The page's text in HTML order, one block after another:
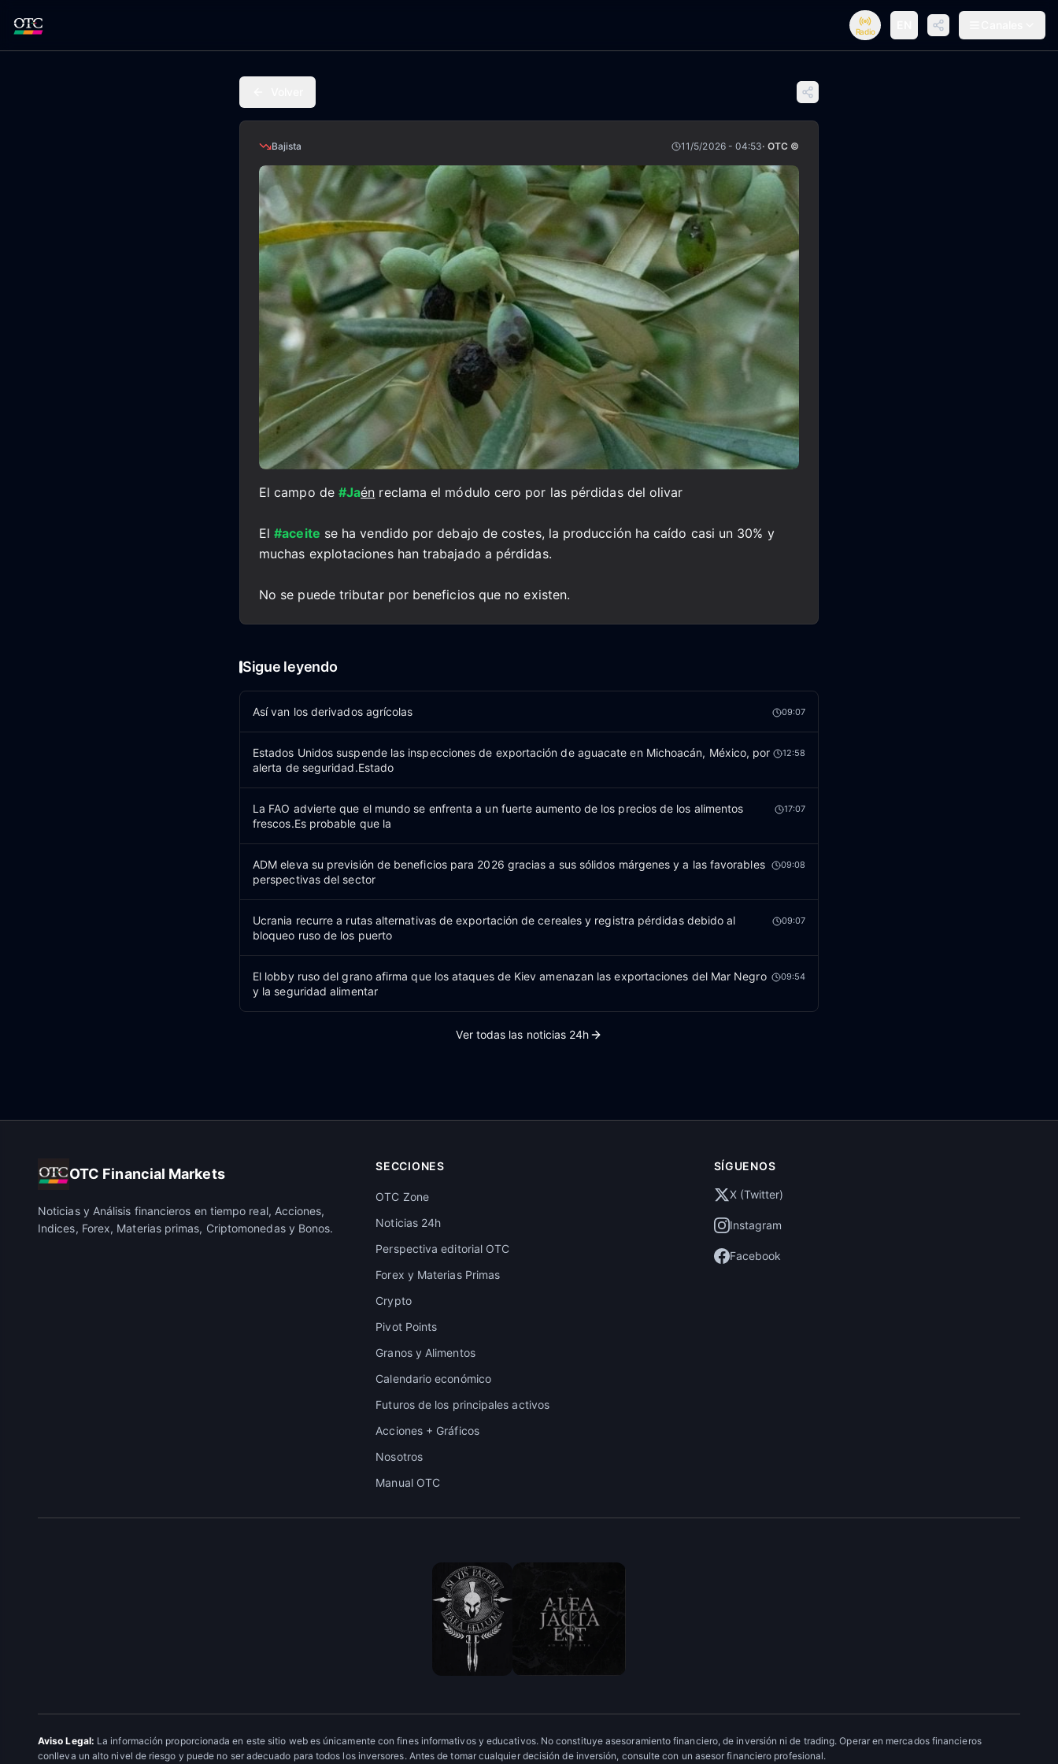
Radio
Bajista 11/5/2026 - 04:53· OTC ©
El campo de #Jaén reclama el módulo cero por las pérdidas del olivar
El#aceite se ha vendido por debajo de costes, la producción ha caído casi un 30% y
muchas explotaciones han trabajado a pérdidas.
No se puede tributar por beneficios que no existen.
Sigue leyendo
Así van los derivados agrícolas 09:07
Estados Unidos suspende las inspecciones de exportación de aguacate en Michoacán, México, por
alerta de seguridad.Estado
12:58
La FAO advierte que el mundo se enfrenta a un fuerte aumento de los precios de los alimentos
frescos.Es probable que la
17:07
ADM eleva su previsión de beneficios para 2026 gracias a sus sólidos márgenes y a las favorables
perspectivas del sector
09:08
Ucrania recurre a rutas alternativas de exportación de cereales y registra pérdidas debido al
bloqueo ruso de los puerto
09:07
El lobby ruso del grano afirma que los ataques de Kiev amenazan las exportaciones del Mar Negro
y la seguridad alimentar
09:54
Ver todas las noticias 24h
OTC Financial Markets
Noticias y Análisis financieros en tiempo real, Acciones,
Indices, Forex, Materias primas, Criptomonedas y Bonos.
SECCIONES
OTC Zone
Noticias 24h
Perspectiva editorial OTC
Forex y Materias Primas
Crypto
Pivot Points
Granos y Alimentos
Calendario económico
Futuros de los principales activos
Acciones + Gráficos
Nosotros
Manual OTC
SÍGUENOS
X (Twitter)
Instagram
Facebook
Aviso Legal: La información proporcionada en este sitio web es únicamente con fines informativos y educativos. No constituye asesoramiento financiero, de inversión ni de trading. Operar en mercados financieros
conlleva un alto nivel de riesgo y puede no ser adecuado para todos los inversores. Antes de tomar cualquier decisión de inversión, consulte con un asesor financiero profesional.